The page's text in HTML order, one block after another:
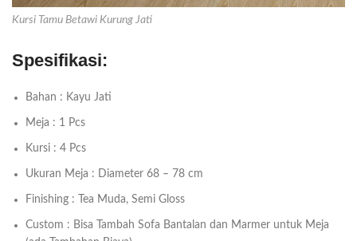
Kursi Tamu Betawi Kurung Jati
Spesifikasi:
Bahan : Kayu Jati
Meja : 1 Pcs
Kursi : 4 Pcs
Ukuran Meja : Diameter 68 – 78 cm
Finishing : Tea Muda, Semi Gloss
Custom : Bisa Tambah Sofa Bantalan dan Marmer untuk Meja